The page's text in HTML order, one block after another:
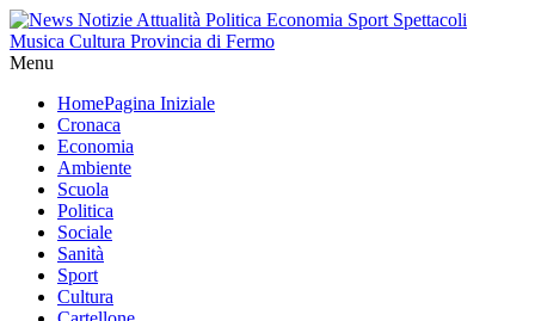
Menu
HomePagina Iniziale
Cronaca
Economia
Ambiente
Scuola
Politica
Sociale
Sanità
Sport
Cultura